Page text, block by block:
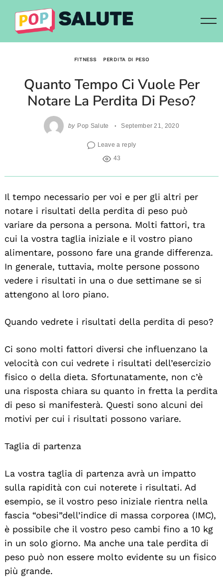
content
FITNESS PERDITA DI PESO
Quanto Tempo Ci Vuole Per
Notare La Perdita Di Peso?
by Pop Salute September 21, 2020
Leave a reply
43
Il tempo necessario per voi e per gli altri per
notare i risultati della perdita di peso può
variare da persona a persona. Molti fattori, tra
cui la vostra taglia iniziale e il vostro piano
alimentare, possono fare una grande differenza.
In generale, tuttavia, molte persone possono
vedere i risultati in una o due settimane se si
attengono al loro piano.
Quando vedrete i risultati della perdita di peso?
Ci sono molti fattori diversi che influenzano la
velocità con cui vedrete i risultati dell’esercizio
fisico o della dieta. Sfortunatamente, non c’è
una risposta chiara su quanto in fretta la perdita
di peso si manifesterà. Questi sono alcuni dei
motivi per cui i risultati possono variare.
Taglia di partenza
La vostra taglia di partenza avrà un impatto
sulla rapidità con cui noterete i risultati. Ad
esempio, se il vostro peso iniziale rientra nella
fascia “obesi”dell’indice di massa corporea (IMC),
è possibile che il vostro peso cambi fino a 10 kg
in un solo giorno. Ma anche una tale perdita di
peso può non essere molto evidente su un fisico
più grande.